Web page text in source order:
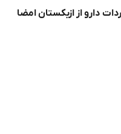
دالری واردات دارو از ازبکستان امضا